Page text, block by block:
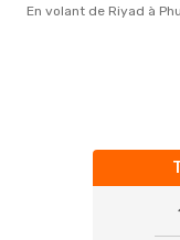
En volant de Riyad à